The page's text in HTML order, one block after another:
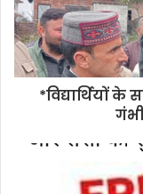
*विद्यार्थियों